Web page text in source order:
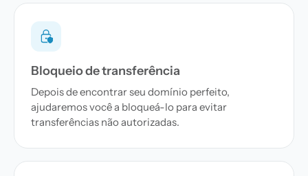
Bloqueio de transferência
Depois de encontrar seu domínio perfeito,
ajudaremos você a bloqueá-lo para evitar
transferências não autorizadas.